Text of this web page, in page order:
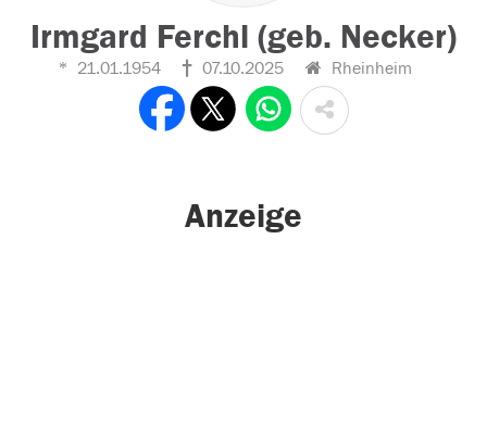
Irmgard Ferchl (geb. Necker)
21.01.1954 07.10.2025 Rheinheim
Anzeige